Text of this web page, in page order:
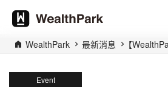
WealthPark 最新消息 【
Event